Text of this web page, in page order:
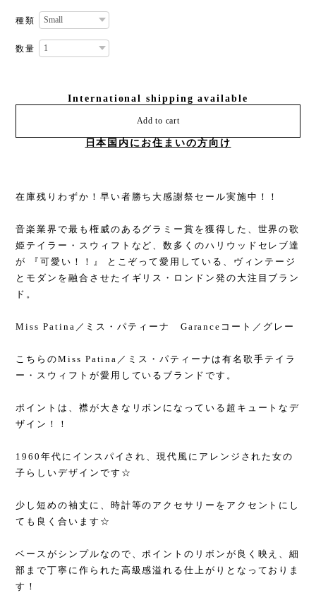
種類
数量
International shipping available
Add to cart
日本国内にお住まいの方向け
在庫残りわずか！早い者勝ち大感謝祭セール実施中！！
音楽業界で最も権威のあるグラミー賞を獲得した、世界の歌
姫テイラー・スウィフトなど、数多くのハリウッドセレブ達
が 『可愛い！！』 とこぞって愛用している、ヴィンテージ
とモダンを融合させたイギリス・ロンドン発の大注目ブラン
ド。
Miss Patina／ミス・パティーナ Garanceコート／グレー
こちらのMiss Patina／ミス・パティーナは有名歌手テイラ
ー・スウィフトが愛用しているブランドです。
ポイントは、襟が大きなリボンになっている超キュートなデ
ザイン！！
1960年代にインスパイされ、現代風にアレンジされた女の
子らしいデザインです☆
少し短めの袖丈に、時計等のアクセサリーをアクセントにし
ても良く合います☆
ベースがシンプルなので、ポイントのリボンが良く映え、細
部まで丁寧に作られた高級感溢れる仕上がりとなっておりま
す！